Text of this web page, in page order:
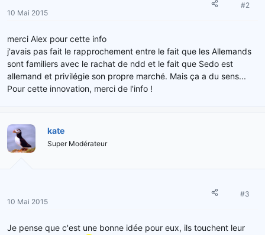
10 Mai 2015
#2
merci Alex pour cette info
j'avais pas fait le rapprochement entre le fait que les Allemands
sont familiers avec le rachat de ndd et le fait que Sedo est
allemand et privilégie son propre marché. Mais ça a du sens...
Pour cette innovation, merci de l'info !
kate
Super Modérateur
10 Mai 2015
#3
Je pense que c'est une bonne idée pour eux, ils touchent leur